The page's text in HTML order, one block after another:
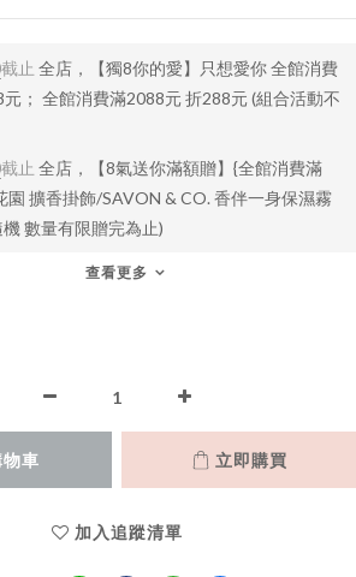
截止 全店，【獨8你的愛】只想愛你 全館消費
； 全館消費滿2088元 折288元 (組合活動不
截止 全店，【8氣送你滿額贈】{全館消費滿
園 擴香掛飾/SAVON & CO. 香伴一身保濕霧
數量有限贈完為止)
查看更多
車 立即購買
加入追蹤清單